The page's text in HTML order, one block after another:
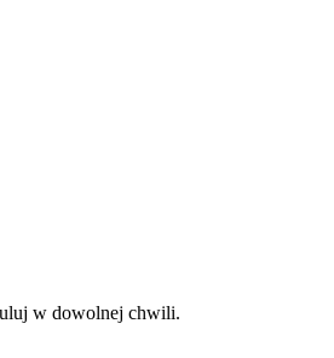
w dowolnej chwili.